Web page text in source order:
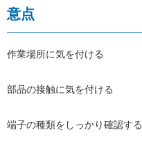
意点
作業場所に気を付ける
部品の接触に気を付ける
端子の種類をしっかり確認する